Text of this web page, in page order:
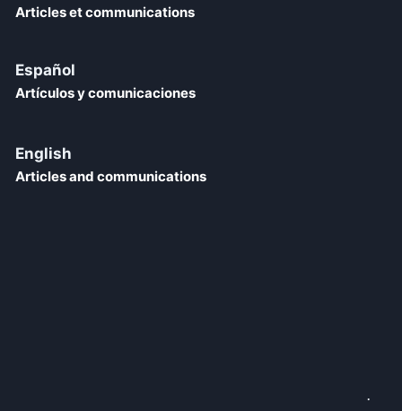
Articles et communications
Español
Artículos y comunicaciones
English
Articles and communications
.